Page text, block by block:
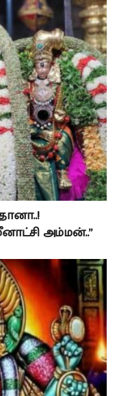
அம்மன்..”